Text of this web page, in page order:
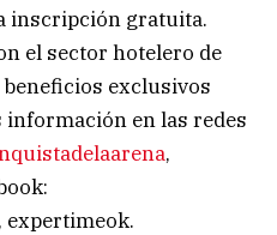
inscripción gratuita.
el sector hotelero de
exclusivos
en las redes
,
, expertimeok.